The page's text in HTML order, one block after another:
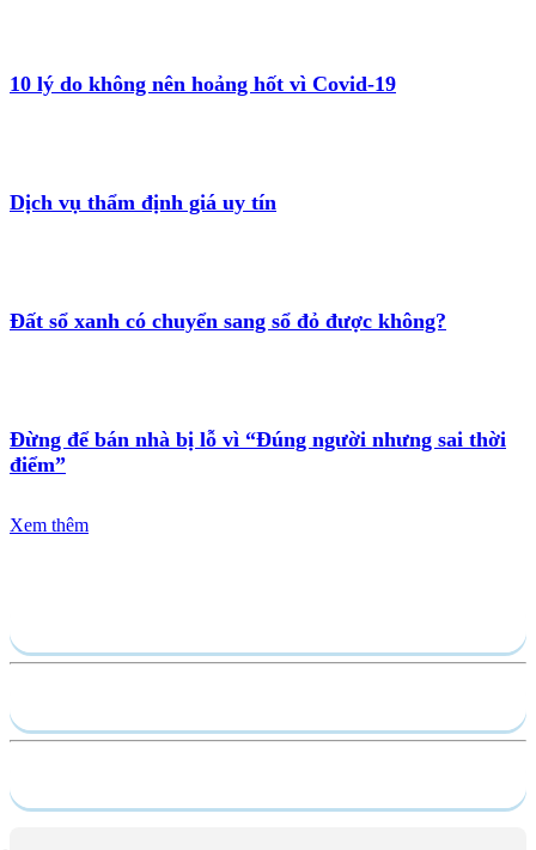
10 lý do không nên hoảng hốt vì Covid-19
Dịch vụ thẩm định giá uy tín
Đất sổ xanh có chuyển sang sổ đỏ được không?
Đừng để bán nhà bị lỗ vì “Đúng người nhưng sai thời
điểm”
Xem thêm